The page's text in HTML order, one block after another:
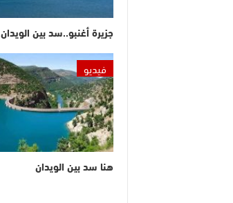
جزيرة أغنبو..سد بين الويدان
فيديو
هنا سد بين الويدان